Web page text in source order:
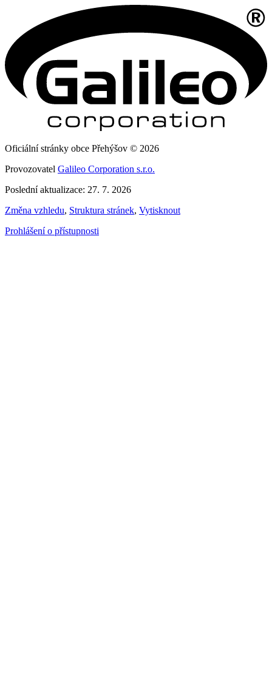
Oficiální stránky obce Přehýšov © 2026
Provozovatel Galileo Corporation s.r.o.
Poslední aktualizace: 27. 7. 2026
Změna vzhledu, Struktura stránek, Vytisknout
Prohlášení o přístupnosti